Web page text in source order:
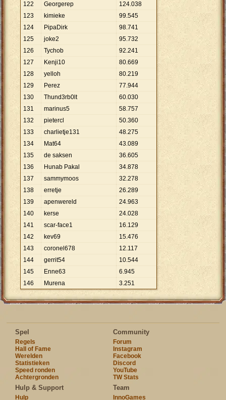
122
Georgerep 124.038
123
kimieke 99.545
124
PipaDirk 98.741
125
joke2 95.732
126
Tychob 92.241
127
Kenji10 80.669
128
yelloh 80.219
129
Perez 77.944
130
Thund3rb0lt 60.030
131
marinus5 58.757
132
pietercl 50.360
133
charlietje131 48.275
134
Mat64 43.089
135
de saksen 36.605
136
Hunab Pakal 34.878
137
sammymoos 32.278
138
erretje 26.289
139
apenwereld 24.963
140
kerse 24.028
141
scar-face1 16.129
142
kev69 15.476
143
coronel678 12.117
144
gerrit54 10.544
145
Enne63 6.945
146
Murena 3.251
Spel
Regels
Hall of Fame
Werelden
Statistieken
Speed ronden
Achtergronden
Community
Forum
Instagram
Facebook
Discord
YouTube
TW Stats
Hulp & Support
Hulp
Team
InnoGames